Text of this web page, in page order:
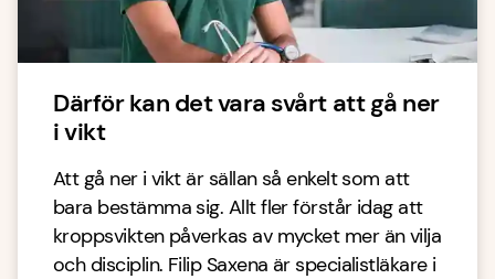
Därför kan det vara svårt att gå ner
i vikt
Att gå ner i vikt är sällan så enkelt som att
bara bestämma sig. Allt fler förstår idag att
kroppsvikten påverkas av mycket mer än vilja
och disciplin. Filip Saxena är specialistläkare i